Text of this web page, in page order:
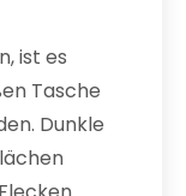
ist es
Tasche
Dunkle